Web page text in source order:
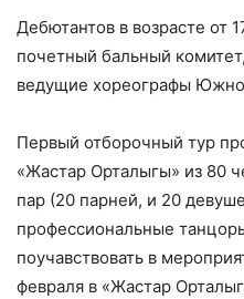
Дебютантов в возрасте от
почетный бальный
ведущие хореографы
Первый отборочный тур
«Жастар Орталыгы» из 80
пар (20 парней, и 20
профессиональные
поучавствовать в
февраля в «Жастар